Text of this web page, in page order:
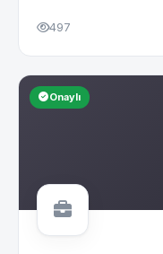
497
Onaylı